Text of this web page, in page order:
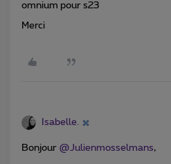
omnium pour s23
Merci
Isabelle.
Bonjour ​ @Julienmosselmans,